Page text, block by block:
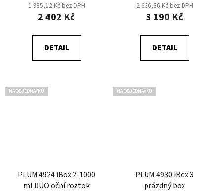
1 985,12 Kč bez DPH
2 402 Kč
DETAIL
2 636,36 Kč bez DPH
3 190 Kč
DETAIL
NA OBJEDNÁVKU
PLUM 4924 iBox 2-1000
ml DUO oční roztok
NA OBJEDNÁVKU
PLUM 4930 iBox 3
prázdný box